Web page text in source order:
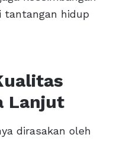
tantangan hidup
Lanjut
dirasakan oleh